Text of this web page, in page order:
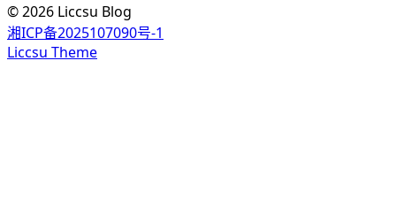
© 2026 Liccsu Blog
湘ICP备2025107090号-1
Liccsu Theme